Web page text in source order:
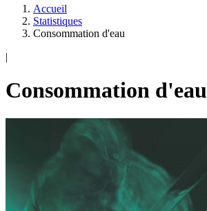
Accueil
Statistiques
Consommation d'eau
|
Consommation d'eau